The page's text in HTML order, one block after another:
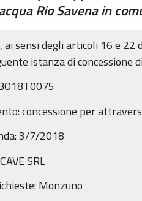
Rio Savena in
ai sensi degli articoli 16 e 22
istanza di concessione
concessione per
3/7/2018
SRL
Monzuno